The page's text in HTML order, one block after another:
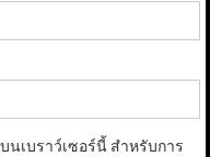
เบราว์เซอร์นี้ สำหรับการ